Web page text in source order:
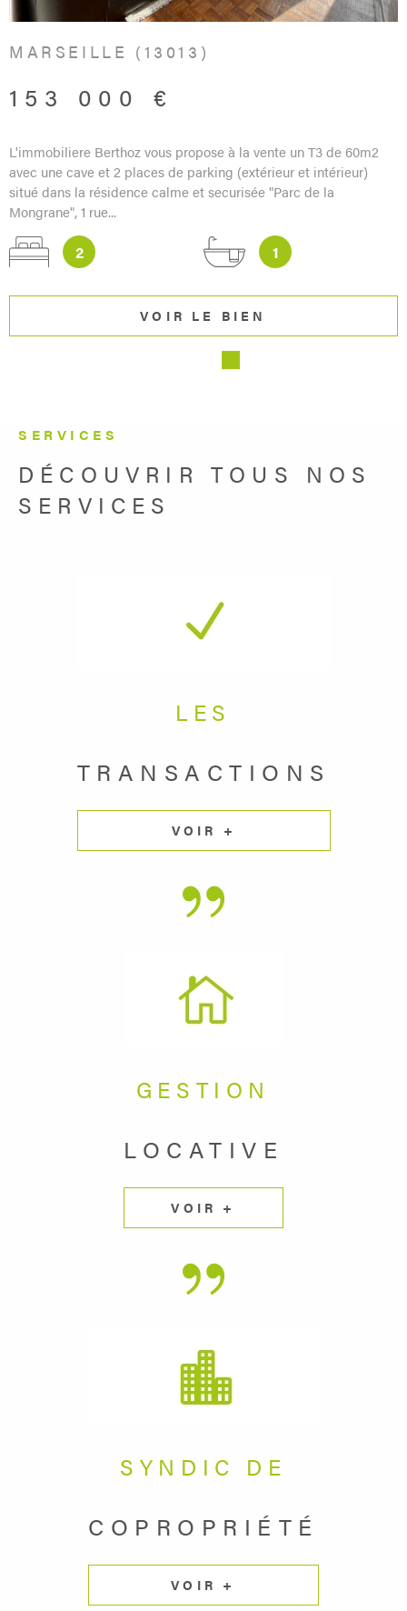
MARSEILLE (13013)
153 000 €
L'immobiliere Berthoz vous propose à la vente un T3 de 60m2
avec une cave et 2 places de parking (extérieur et intérieur)
situé dans la résidence calme et securisée "Parc de la
Mongrane", 1 rue...
2 1
VOIR LE BIEN
SERVICES
DÉCOUVRIR TOUS NOS
SERVICES
SYNDIC DE
COPROPRIÉTÉ
VOIR +
GESTION
LOCATIVE
VOIR +
LES
TRANSACTIONS
VOIR +